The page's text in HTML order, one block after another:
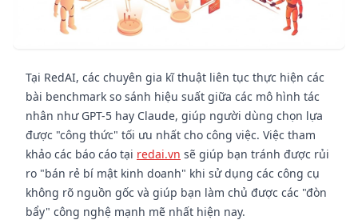
Tại RedAI, các chuyên gia kĩ thuật liên tục thực hiện các
bài benchmark so sánh hiệu suất giữa các mô hình tác
nhân như GPT-5 hay Claude, giúp người dùng chọn lựa
được "công thức" tối ưu nhất cho công việc. Việc tham
khảo các báo cáo tại redai.vn sẽ giúp bạn tránh được rủi
ro "bán rẻ bí mật kinh doanh" khi sử dụng các công cụ
không rõ nguồn gốc và giúp bạn làm chủ được các "đòn
bẩy" công nghệ mạnh mẽ nhất hiện nay.